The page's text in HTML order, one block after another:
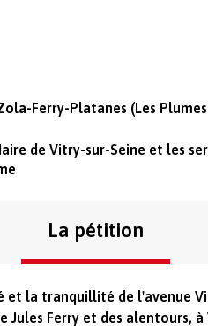
Ferry-Platanes (Les
de Vitry-sur-Seine et les
La pétition
et la tranquillité de l'avenue
Jules Ferry et des alentours, à